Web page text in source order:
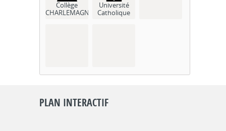
Collège
CHARLEMAGNE
Université
Catholique
PLAN INTERACTIF